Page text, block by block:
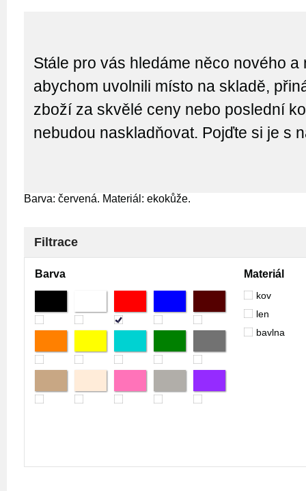
Stále pro vás hledáme něco nového a
abychom uvolnili místo na skladě,
zboží za skvělé ceny nebo poslední
nebudou naskladňovat. Pojďte si je s
Barva: červená. Materiál: ekokůže.
Filtrace
Barva Materiál
kov
len
bavlna